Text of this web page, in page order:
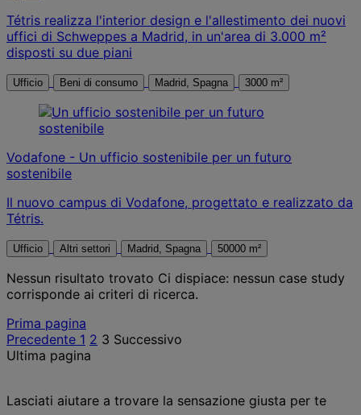
Tétris realizza l'interior design e l'allestimento dei nuovi
uffici di Schweppes a Madrid, in un'area di 3.000 m²
disposti su due piani
Ufficio Beni di consumo Madrid, Spagna 3000 m²
Vodafone - Un ufficio sostenibile per un futuro
sostenibile
Il nuovo campus di Vodafone, progettato e realizzato da
Tétris.
Ufficio Altri settori Madrid, Spagna 50000 m²
Nessun risultato trovato Ci dispiace: nessun case study
corrisponde ai criteri di ricerca.
Posts
pagination
Prima pagina
Precedente 1 2 3 Successivo
Ultima pagina
Lasciati aiutare a trovare la sensazione giusta per te